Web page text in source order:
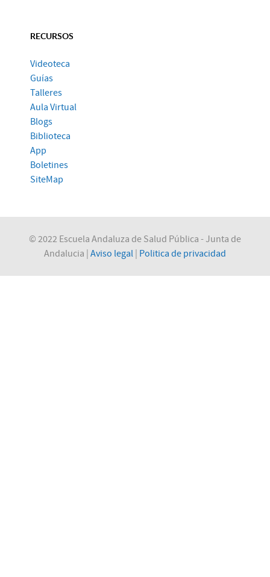
RECURSOS
Videoteca
Guías
Talleres
Aula Virtual
Blogs
Biblioteca
App
Boletines
SiteMap
© 2022 Escuela Andaluza de Salud Pública - Junta de
Andalucia | Aviso legal | Politica de privacidad